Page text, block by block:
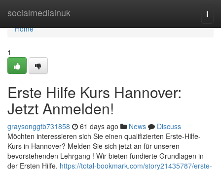
socialmediainuk
Home
Home
1
Erste Hilfe Kurs Hannover:
Jetzt Anmelden!
graysonggtb731858 61 days ago News
Discuss
Möchten interessieren sich Sie einen qualifizierten Erste-Hilfe-
Kurs in Hannover? Melden Sie sich jetzt an für unseren
bevorstehenden Lehrgang ! Wir bieten fundierte Grundlagen in
der Ersten Hilfe. https://total-bookmark.com/story21435787/erste-